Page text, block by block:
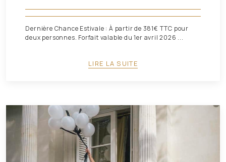
Dernière Chance Estivale : À partir de 381€ TTC pour
deux personnes. Forfait valable du 1er avril 2026 ...
LIRE LA SUITE